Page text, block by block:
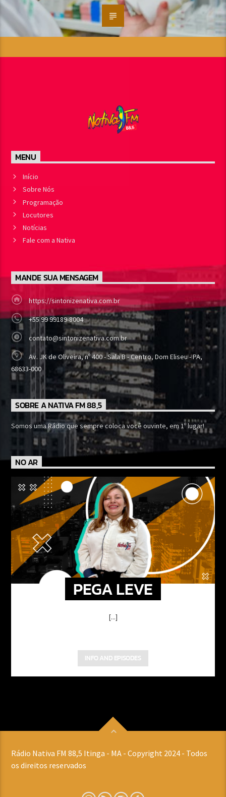
MENU
Início
Sobre Nós
Programação
Locutores
Notícias
Fale com a Nativa
MANDE SUA MENSAGEM
https://sintonizenativa.com.br
+55 99 99189-8004
contato@sintonizenativa.com.br
Av. JK de Oliveira, nº 400 - Sala B - Centro, Dom Eliseu - PA,
68633-000
SOBRE A NATIVA FM 88,5
Somos uma Rádio que sempre coloca você ouvinte, em 1º lugar!
NO AR
PEGA LEVE
[...]
INFO AND EPISODES
Rádio Nativa FM 88,5 Itinga - MA - Copyright 2024 - Todos
os direitos reservados